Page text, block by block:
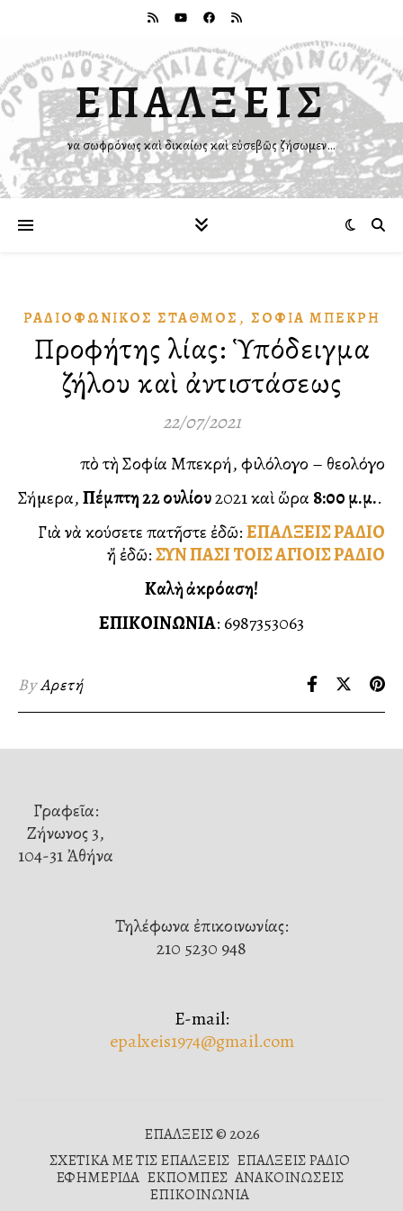
ΕΠΑΛΞΕΙΣ
Ἵνα σωφρόνως καὶ δικαίως καὶ εὐσεβῶς ζήσωμεν…
ΡΑΔΙΟΦΩΝΙΚῸΣ ΣΤΑΘΜΌΣ , ΣΟΦΊΑ ΜΠΕΚΡΉ
Προφήτης Ἠλίας: Ὑπόδειγμα
ζήλου καὶ ἀντιστάσεως
22/07/2021
ἀπὸ τὴ Σοφία Μπεκρή, φιλόλογο – θεολόγο
Σήμερα,Πέμπτη 22 Ἰουλίου2021 καὶ ὥρα 8:00 μ.μ..
Γιὰ νὰ ἀκούσετε πατῆστε ἐδῶ:ΕΠΑΛΞΕΙΣ ΡΑΔΙΟ
ἤ ἐδῶ:ΣΥΝ ΠΑΣΙ ΤΟΙΣ ΑΓΙΟΙΣ ΡΑΔΙΟ
Καλὴ ἀκρόαση!
ΕΠΙΚΟΙΝΩΝΙΑ: 6987353063
ByΑρετή
Γραφεῖα:
Ζήνωνος 3,
104-31 Ἀθήνα
Τηλέφωνα ἐπικοινωνίας:
210 5230 948
E-mail:
epalxeis1974@gmail.com
ΕΠΑΛΞΕΙΣ © 2026
ΣΧΕΤΙΚΑ ΜΕ ΤΙΣ ΕΠΑΛΞΕΙΣ ΕΠΑΛΞΕΙΣ ΡΑΔΙΟ
ΕΦΗΜΕΡΙΔΑ ΕΚΠΟΜΠΕΣ ΑΝΑΚΟΙΝΩΣΕΙΣ
ΕΠΙΚΟΙΝΩΝΙΑ